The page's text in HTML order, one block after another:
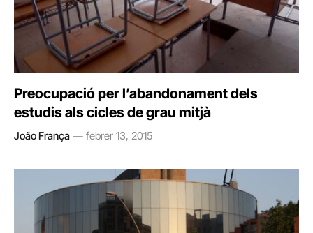
Preocupació per l’abandonament dels
estudis als cicles de grau mitjà
João França febrer 13, 2015